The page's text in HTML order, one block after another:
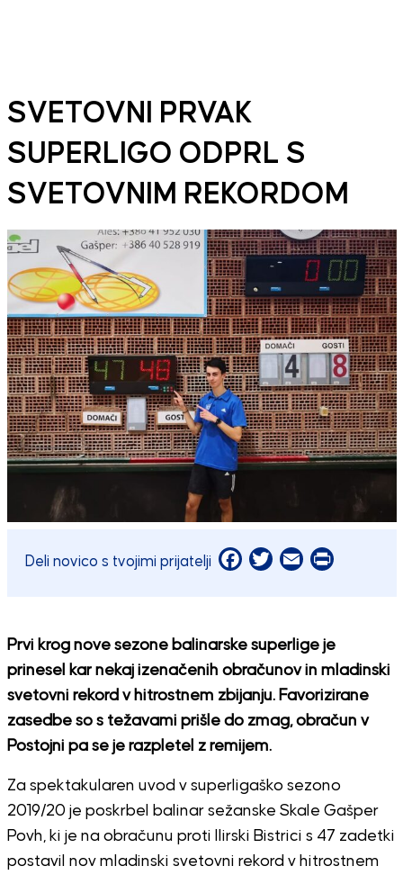
SVETOVNI PRVAK
SUPERLIGO ODPRL S
SVETOVNIM REKORDOM
Deli novico s tvojimi prijatelji Facebook
Twitter
EmailPrint
Prvi krog nove sezone balinarske superlige je
prinesel kar nekaj izenačenih obračunov in mladinski
svetovni rekord v hitrostnem zbijanju. Favorizirane
zasedbe so s težavami prišle do zmag, obračun v
Postojni pa se je razpletel z remijem.
Za spektakularen uvod v superligaško sezono
2019/20 je poskrbel balinar sežanske Skale Gašper
Povh, ki je na obračunu proti Ilirski Bistrici s 47 zadetki
postavil nov mladinski svetovni rekord v hitrostnem